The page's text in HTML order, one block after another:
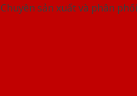
Chuyên sản xuất và phân